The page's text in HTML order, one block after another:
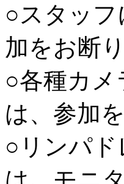
○スタッ
加をお断
○各種カメ
は、参加
○リンパ